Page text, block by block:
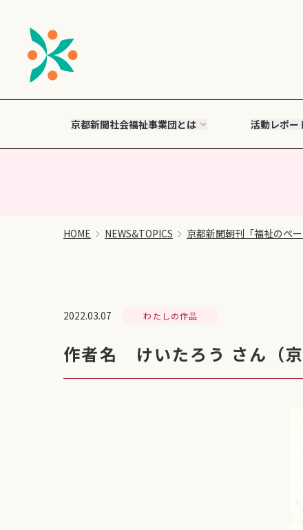
京都新聞社会福祉事業団とは 活動レポー
HOME NEWS&TOPICS 京都新聞朝刊「福祉のペー
2022.03.07 わたしの作品
作者名 けいたろう さん（京